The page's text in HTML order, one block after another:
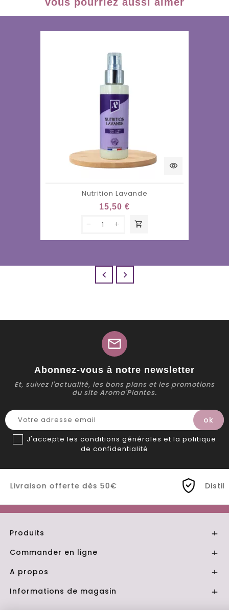
visibility
Nutrition Lavande
15,50 €
shopping_cart
 
mail
Abonnez-vous à notre newsletter
Et, suivez l'actualité, les bons plans et les promotions
du site Aroma'Plantes.
J'accepte les conditions générales et la politique
de confidentialité
Distillerie Bio artisanale de
Produits 
Commander en ligne 
A propos 
Informations de magasin 